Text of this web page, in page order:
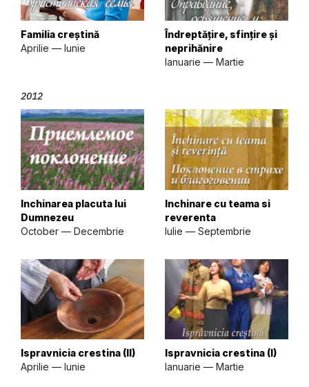
Familia creștină
Aprilie — Iunie
Îndreptățire, sfințire și
neprihănire
Ianuarie — Martie
2012
Inchinarea placuta lui
Dumnezeu
October — Decembrie
Inchinare cu teama si
reverenta
Iulie — Septembrie
Ispravnicia crestina (II)
Aprilie — Iunie
Ispravnicia crestina (I)
Ianuarie — Martie